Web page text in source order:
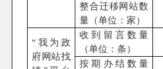
整合迁移网站数
量（单位：家）
“我为政
府网站找
收到留言数量
（单位：条）
按期办结数量